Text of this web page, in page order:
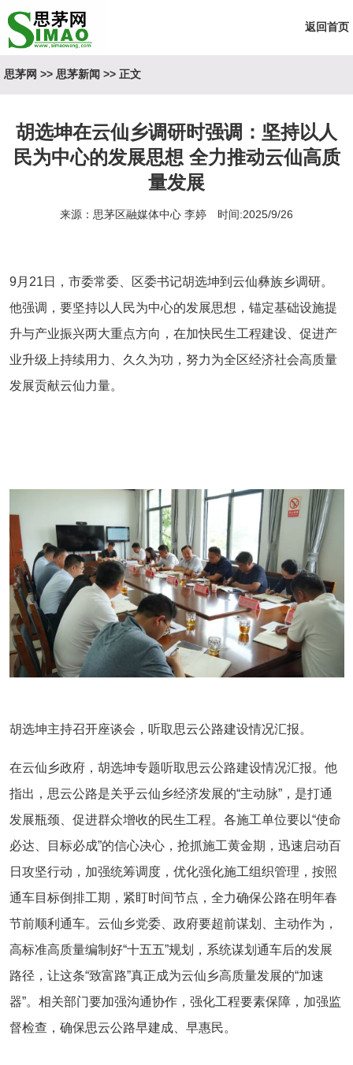
返回首页
思茅网 >> 思茅新闻 >> 正文
胡选坤在云仙乡调研时强调：坚持以人
民为中心的发展思想 全力推动云仙高质
量发展
来源：思茅区融媒体中心 李婷 时间:2025/9/26
9月21日，市委常委、区委书记胡选坤到云仙彝族乡调研。
他强调，要坚持以人民为中心的发展思想，锚定基础设施提
升与产业振兴两大重点方向，在加快民生工程建设、促进产
业升级上持续用力、久久为功，努力为全区经济社会高质量
发展贡献云仙力量。
胡选坤主持召开座谈会，听取思云公路建设情况汇报。
在云仙乡政府，胡选坤专题听取思云公路建设情况汇报。他
指出，思云公路是关乎云仙乡经济发展的“主动脉”，是打通
发展瓶颈、促进群众增收的民生工程。各施工单位要以“使命
必达、目标必成”的信心决心，抢抓施工黄金期，迅速启动百
日攻坚行动，加强统筹调度，优化强化施工组织管理，按照
通车目标倒排工期，紧盯时间节点，全力确保公路在明年春
节前顺利通车。云仙乡党委、政府要超前谋划、主动作为，
高标准高质量编制好“十五五”规划，系统谋划通车后的发展
路径，让这条“致富路”真正成为云仙乡高质量发展的“加速
器”。相关部门要加强沟通协作，强化工程要素保障，加强监
督检查，确保思云公路早建成、早惠民。